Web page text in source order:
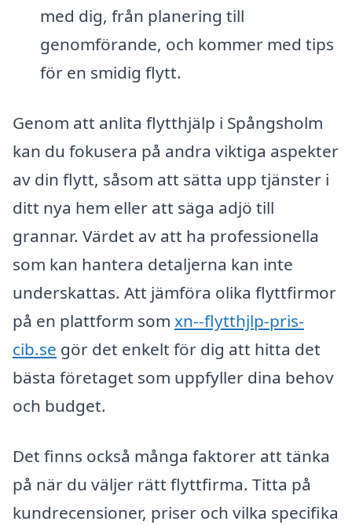
med dig, från planering till
genomförande, och kommer med tips
för en smidig flytt.
Genom att anlita flytthjälp i Spångsholm
kan du fokusera på andra viktiga aspekter
av din flytt, såsom att sätta upp tjänster i
ditt nya hem eller att säga adjö till
grannar. Värdet av att ha professionella
som kan hantera detaljerna kan inte
underskattas. Att jämföra olika flyttfirmor
på en plattform som xn--flytthjlp-pris-
cib.se gör det enkelt för dig att hitta det
bästa företaget som uppfyller dina behov
och budget.
Det finns också många faktorer att tänka
på när du väljer rätt flyttfirma. Titta på
kundrecensioner, priser och vilka specifika